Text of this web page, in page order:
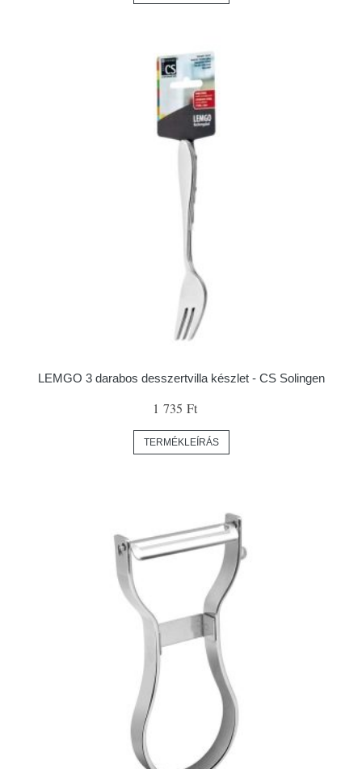
LEMGO 3 darabos desszertvilla készlet - CS Solingen
1 735 Ft
TERMÉKLEÍRÁS